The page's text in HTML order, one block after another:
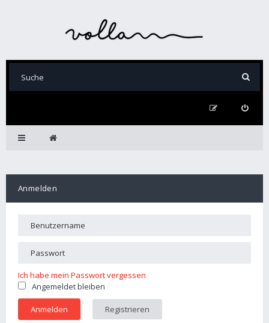
Anmelden
Ich habe mein Passwort vergessen
Angemeldet bleiben
Registrieren